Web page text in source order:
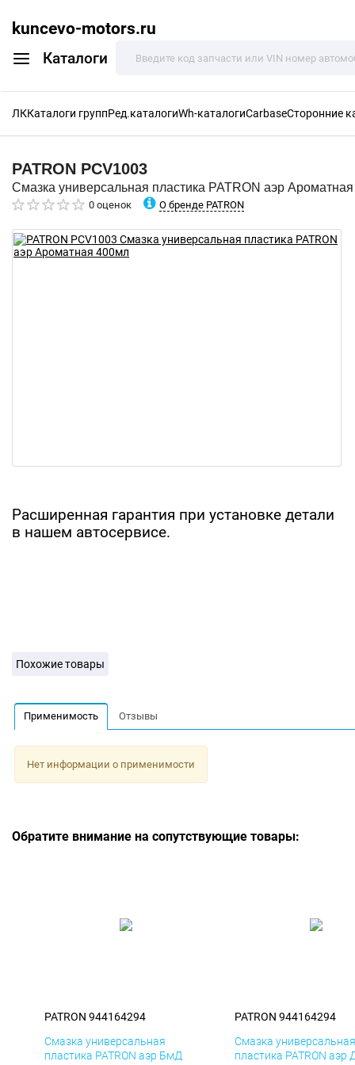
kuncevo-motors.ru
Каталоги
ЛККаталоги группРед.каталогиWh-каталогиCarbaseСторонние
PATRON PCV1003
Смазка универсальная пластика PATRON аэр
0 оценок О бренде PATRON
Расширенная гарантия при установке детали
в нашем автосервисе.
Похожие товары
Применимость Отзывы
Нет информации о применимости
Обратите внимание на сопутствующие товары:
PATRON 944164294
Смазка универсальная
пластика PATRON аэр БмД
PATRON 944164294
Смазка универсальная
пластика PATRON аэр